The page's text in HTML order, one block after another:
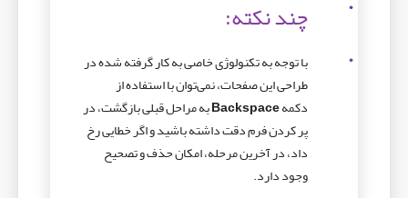
چند نکته:
با توجه به تکنولوژی خاصی به کار گرفته شده در
طراحی این صفحات، نمی­‌توان با استفاده از
دکمهBackspaceبه مراحل قبلی بازگشت، در
پر کردن فرم دقت داشته باشید و اگر خطایی رخ
داد، در آخرین مرحله، امکان حذف و تصحیح
وجود دارد.